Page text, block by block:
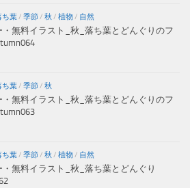
ち葉/ 季節/ 秋 / 植物/ 自然
・無料イラスト_秋_落ち葉とどんぐりのフ
ち葉/ 季節/ 秋
・無料イラスト_秋_落ち葉とどんぐりのフ
ち葉/ 季節/ 秋 / 植物/ 自然
・無料イラスト_秋_落ち葉とどんぐり